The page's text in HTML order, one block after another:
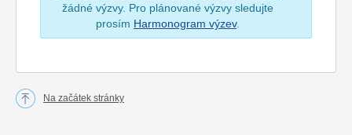
žádné výzvy. Pro plánované výzvy sledujte
prosím Harmonogram výzev.
Na začátek stránky